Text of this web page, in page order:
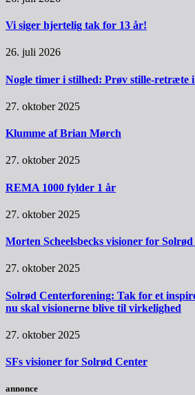
Vi siger hjertelig tak for 13 år!
26. juli 2026
Nogle timer i stilhed: Prøv stille-retræte
27. oktober 2025
Klumme af Brian Mørch
27. oktober 2025
REMA 1000 fylder 1 år
27. oktober 2025
Morten Scheelsbecks visioner for
27. oktober 2025
Solrød Centerforening: Tak for et
nu skal visionerne blive til virkelighed
27. oktober 2025
SFs visioner for Solrød Center
annonce